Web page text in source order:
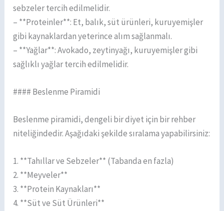
sebzeler tercih edilmelidir.
– **Proteinler**: Et, balık, süt ürünleri, kuruyemişler
gibi kaynaklardan yeterince alım sağlanmalı.
– **Yağlar**: Avokado, zeytinyağı, kuruyemişler gibi
sağlıklı yağlar tercih edilmelidir.
#### Beslenme Piramidi
Beslenme piramidi, dengeli bir diyet için bir rehber
niteliğindedir. Aşağıdaki şekilde sıralama yapabilirsiniz:
1. **Tahıllar ve Sebzeler** (Tabanda en fazla)
2. **Meyveler**
3. **Protein Kaynakları**
4. **Süt ve Süt Ürünleri**